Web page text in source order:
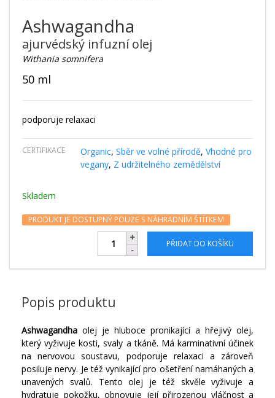
Ashwagandha
ajurvédský infuzní olej
Withania somnifera
50 ml
podporuje relaxaci
CERTIFIKACE Organic, Sběr ve volné přírodě, Vhodné pro
vegany, Z udržitelného zemědělství
Skladem
PRODUKT JE DOSTUPNÝ POUZE S NÁHRADNÍM ŠTÍTKEM
PŘIDAT DO KOŠÍKU
Popis produktu
Ashwagandha olej je hluboce pronikající a hřejivý olej,
který vyživuje kosti, svaly a tkáně. Má karminativní účinek
na nervovou soustavu, podporuje relaxaci a zároveň
posiluje nervy. Je též vynikající pro ošetření namáhaných a
unavených svalů. Tento olej je též skvěle vyživuje a
hydratuje pokožku, obnovuje její přirozenou vláčnost a